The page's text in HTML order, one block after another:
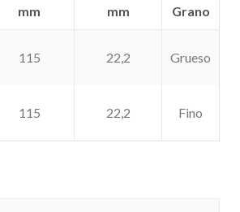
mm
mm
Grano
115 22,2 Grueso
115 22,2 Fino